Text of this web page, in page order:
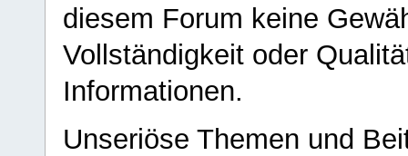
diesem Forum keine
Vollständigkeit oder
Informationen.
Unseriöse Themen und